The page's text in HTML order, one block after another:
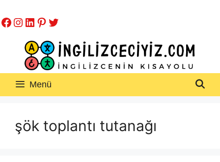
atla
Facebook
Instagram
LinkedIn
Pinterest
Twitter
Menü
şök toplantı tutanağı